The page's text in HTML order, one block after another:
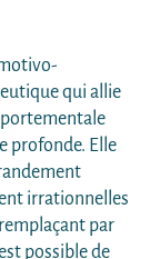
qui allie
profonde. Elle
irrationnelles
par
possible de